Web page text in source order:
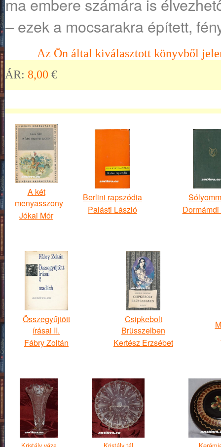
ma embere számára is
– ezek a mocsarakra épített,
Az Ön által kiválasztott könyvből
ÁR: 8,00 €
A két
menyasszony
Jókai Mór
Berlini rapszódia
Palásti László
Összegyűjtött
írásai II.
Fábry Zoltán
Csipkebolt
Brüsszelben
Kertész Erzsébet